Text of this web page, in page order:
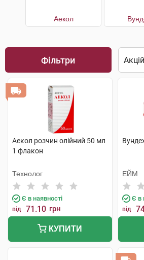
Аекол
Фільтри
Аекол розчин олійний 50 мл
1 флакон
Технолог
Є в наявності
від 71.10 грн
КУПИТИ
ЕЙМ
Є в
від